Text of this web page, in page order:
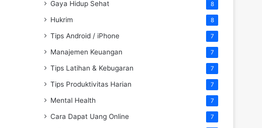
Gaya Hidup Sehat 8
Hukrim 8
Tips Android / iPhone 7
Manajemen Keuangan 7
Tips Latihan & Kebugaran 7
Tips Produktivitas Harian 7
Mental Health 7
Cara Dapat Uang Online 7